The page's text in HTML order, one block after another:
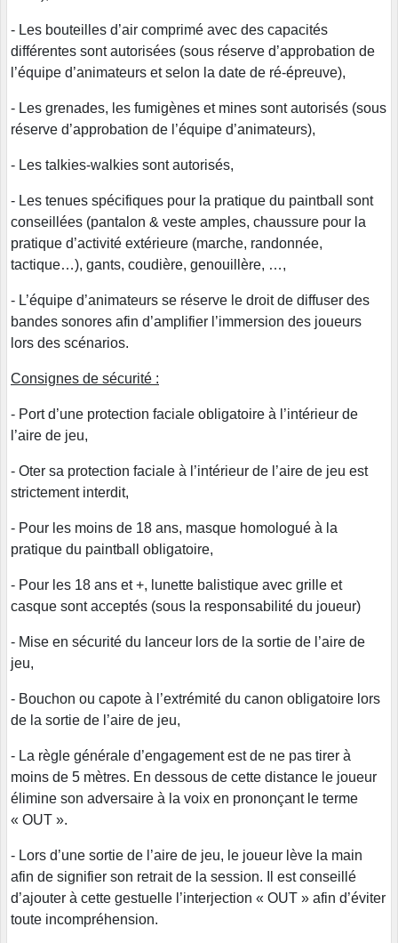
- Les bouteilles d’air comprimé avec des capacités
différentes sont autorisées (sous réserve d’approbation de
l’équipe d’animateurs et selon la date de ré-épreuve),
- Les grenades, les fumigènes et mines sont autorisés (sous
réserve d’approbation de l’équipe d’animateurs),
- Les talkies-walkies sont autorisés,
- Les tenues spécifiques pour la pratique du paintball sont
conseillées (pantalon & veste amples, chaussure pour la
pratique d’activité extérieure (marche, randonnée,
tactique…), gants, coudière, genouillère, …,
- L’équipe d’animateurs se réserve le droit de diffuser des
bandes sonores afin d’amplifier l’immersion des joueurs
lors des scénarios.
Consignes de sécurité :
- Port d’une protection faciale obligatoire à l’intérieur de
l’aire de jeu,
- Oter sa protection faciale à l’intérieur de l’aire de jeu est
strictement interdit,
- Pour les moins de 18 ans, masque homologué à la
pratique du paintball obligatoire,
- Pour les 18 ans et +, lunette balistique avec grille et
casque sont acceptés (sous la responsabilité du joueur)
- Mise en sécurité du lanceur lors de la sortie de l’aire de
jeu,
- Bouchon ou capote à l’extrémité du canon obligatoire lors
de la sortie de l’aire de jeu,
- La règle générale d’engagement est de ne pas tirer à
moins de 5 mètres. En dessous de cette distance le joueur
élimine son adversaire à la voix en prononçant le terme
« OUT ».
- Lors d’une sortie de l’aire de jeu, le joueur lève la main
afin de signifier son retrait de la session. Il est conseillé
d’ajouter à cette gestuelle l’interjection « OUT » afin d’éviter
toute incompréhension.